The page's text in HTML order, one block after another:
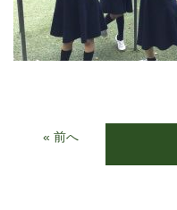
« 前へ